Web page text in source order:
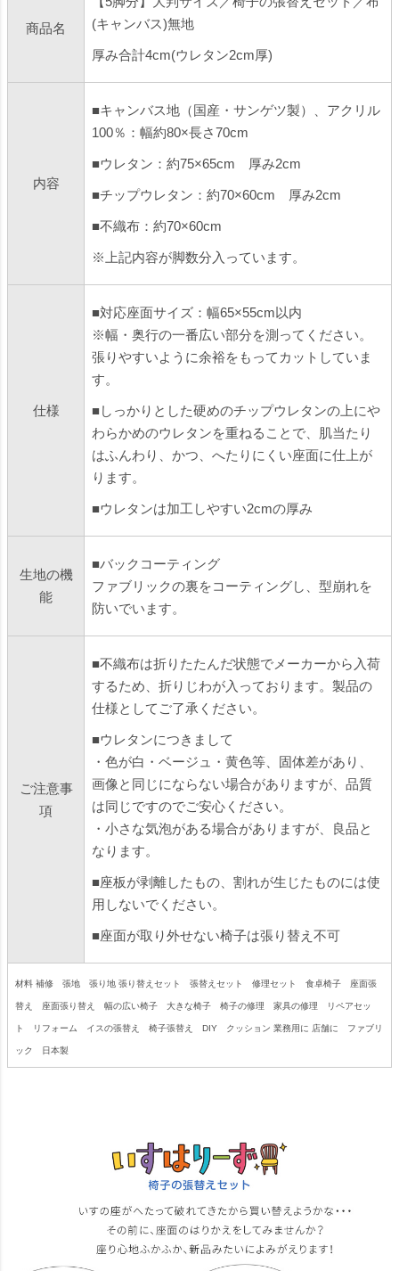
商品名
(キャンバス)無地
厚み合計4cm(ウレタン2cm厚)
内容
■キャンバス地（国産・サンゲツ製）、アクリル
100％：幅約80×長さ70cm
■ウレタン：約75×65cm 厚み2cm
■チップウレタン：約70×60cm 厚み2cm
■不織布：約70×60cm
※上記内容が脚数分入っています。
仕様
■対応座面サイズ：幅65×55cm以内
※幅・奥行の一番広い部分を測ってください。
張りやすいように余裕をもってカットしていま
す。
■しっかりとした硬めのチップウレタンの上にや
わらかめのウレタンを重ねることで、肌当たり
はふんわり、かつ、へたりにくい座面に仕上が
ります。
■ウレタンは加工しやすい2cmの厚み
生地の機
能
■バックコーティング
ファブリックの裏をコーティングし、型崩れを
防いでいます。
ご注意事
項
■不織布は折りたたんだ状態でメーカーから入荷
するため、折りじわが入っております。製品の
仕様としてご了承ください。
■ウレタンにつきまして
・色が白・ベージュ・黄色等、固体差があり、
画像と同じにならない場合がありますが、品質
は同じですのでご安心ください。
・小さな気泡がある場合がありますが、良品と
なります。
■座板が剥離したもの、割れが生じたものには使
用しないでください。
■座面が取り外せない椅子は張り替え不可
材料 補修 張地 張り地 張り替えセット 張替えセット 修理セット 食卓椅子 座面張
替え 座面張り替え 幅の広い椅子 大きな椅子 椅子の修理 家具の修理 リペアセッ
ト リフォーム イスの張替え 椅子張替え DIY クッション 業務用に 店舗に ファブリ
ック 日本製